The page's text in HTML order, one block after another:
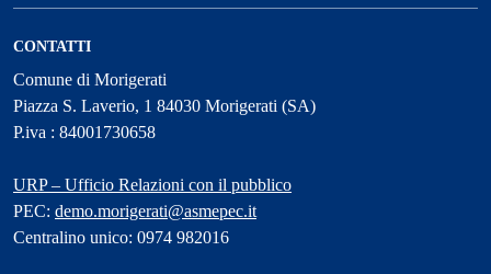
CONTATTI
Comune di Morigerati
Piazza S. Laverio, 1 84030 Morigerati (SA)
P.iva : 84001730658
URP – Ufficio Relazioni con il pubblico
PEC: demo.morigerati@asmepec.it
Centralino unico: 0974 982016